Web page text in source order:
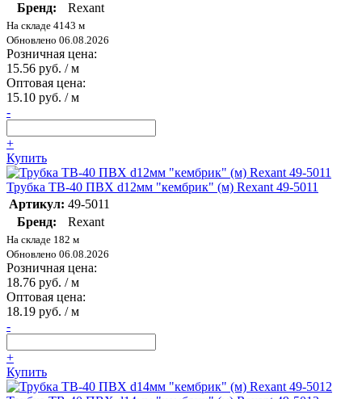
Бренд:
Rexant
На складе 4143 м
Обновлено 06.08.2026
Розничная цена:
15.56 руб. / м
Оптовая цена:
15.10 руб. / м
-
+
Купить
Трубка ТВ-40 ПВХ d12мм "кембрик" (м) Rexant 49-5011
Артикул: 49-5011
Бренд:
Rexant
На складе 182 м
Обновлено 06.08.2026
Розничная цена:
18.76 руб. / м
Оптовая цена:
18.19 руб. / м
-
+
Купить